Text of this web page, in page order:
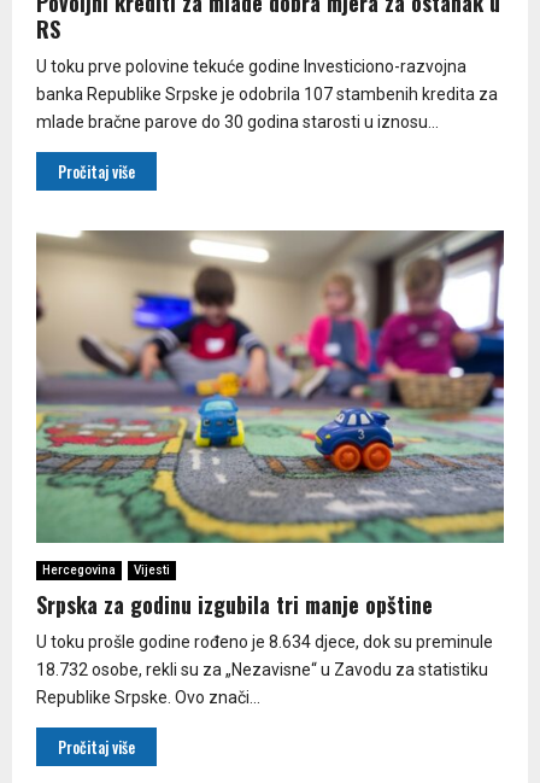
RS
U toku prve polovine tekuće godine Investiciono-razvojna
banka Republike Srpske je odobrila 107 stambenih kredita za
mlade bračne parove do 30 godina starosti u iznosu...
Pročitaj više
Hercegovina Vijesti
Srpska za godinu izgubila tri manje opštine
U toku prošle godine rođeno je 8.634 djece, dok su preminule
18.732 osobe, rekli su za „Nezavisne“ u Zavodu za statistiku
Republike Srpske. Ovo znači...
Pročitaj više